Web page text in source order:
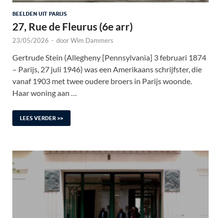
BEELDEN UIT PARIJS
27, Rue de Fleurus (6e arr)
23/05/2026 - doorWim Dammers
Gertrude Stein (Allegheny [Pennsylvania] 3 februari 1874
– Parijs, 27 juli 1946) was een Amerikaans schrijfster, die
vanaf 1903 met twee oudere broers in Parijs woonde.
Haar woning aan …
LEES VERDER >>